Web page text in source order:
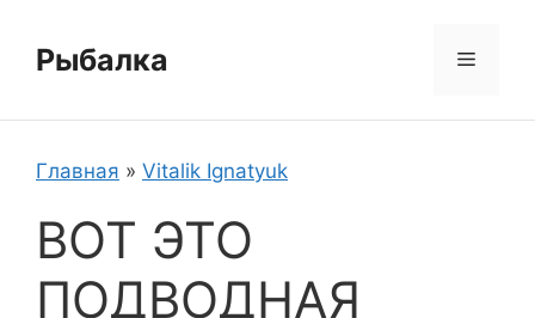
содержимому
Рыбалка Меню
Главная » Vitalik Ignatyuk
ВОТ ЭТО
ПОДВОДНАЯ